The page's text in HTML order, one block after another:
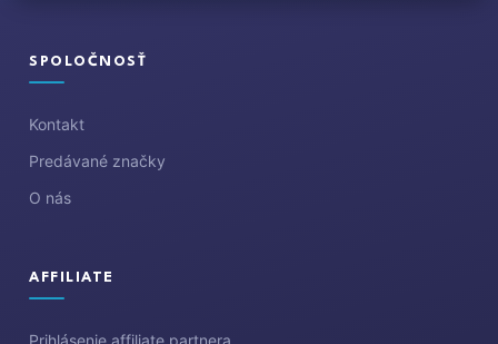
SPOLOČNOSŤ
Kontakt
Predávané značky
O nás
AFFILIATE
Prihlásenie affiliate partnera